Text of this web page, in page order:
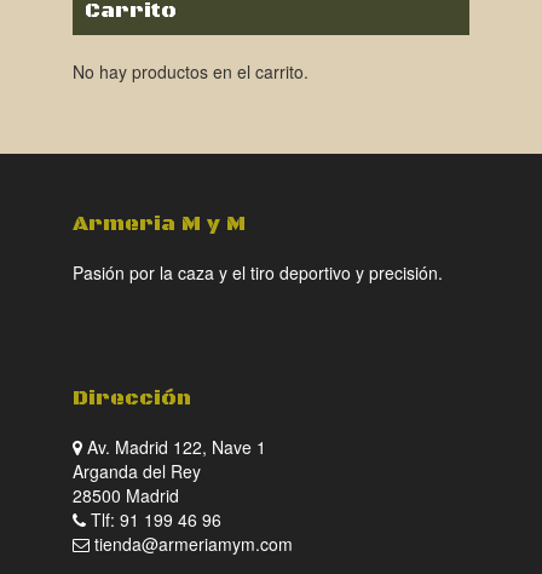
Carrito
No hay productos en el carrito.
Armeria M y M
Pasión por la caza y el tiro deportivo y precisión.
Dirección
Av. Madrid 122, Nave 1
Arganda del Rey
28500 Madrid
Tlf: 91 199 46 96
tienda@armeriamym.com